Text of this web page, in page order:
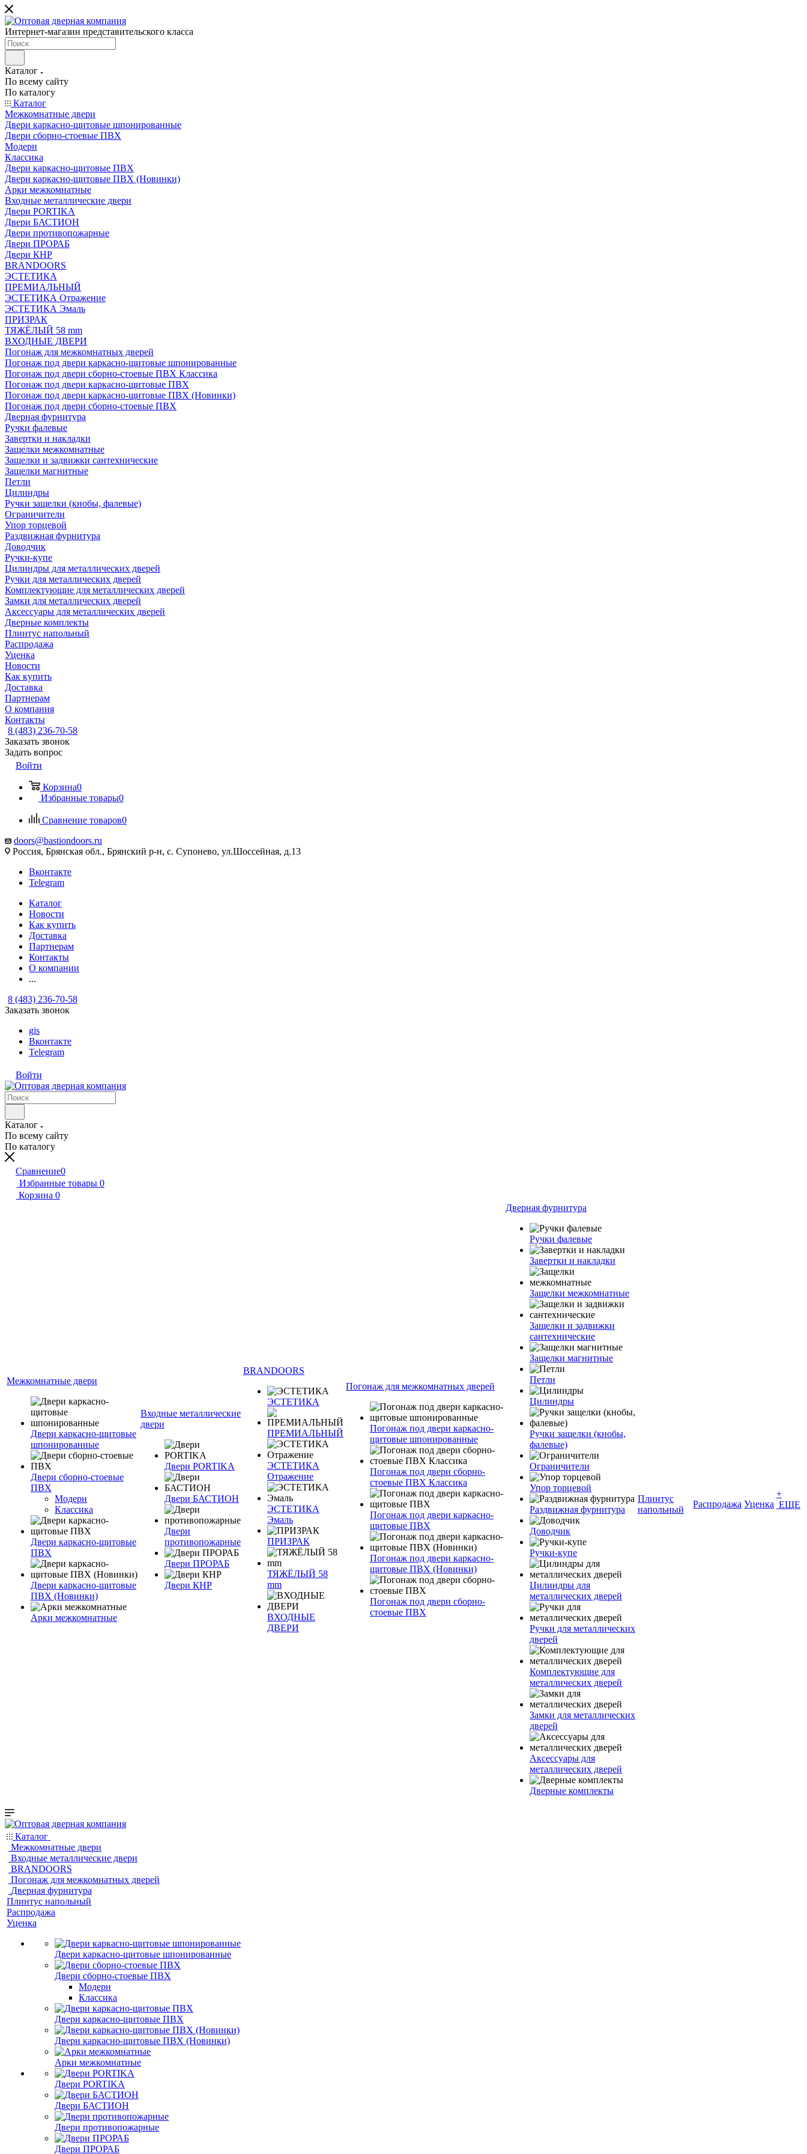
Интернет-магазин представительского класса
Каталог
По всему сайту
По каталогу
Каталог
Межкомнатные двери
Двери каркасно-щитовые шпонированные
Двери сборно-стоевые ПВХ
Модерн
Классика
Двери каркасно-щитовые ПВХ
Двери каркасно-щитовые ПВХ (Новинки)
Арки межкомнатные
Входные металлические двери
Двери PORTIKA
Двери БАСТИОН
Двери противопожарные
Двери ПРОРАБ
Двери КНР
BRANDOORS
ЭСТЕТИКА
ПРЕМИАЛЬНЫЙ
ЭСТЕТИКА Отражение
ЭСТЕТИКА Эмаль
ПРИЗРАК
ТЯЖЁЛЫЙ 58 mm
ВХОДНЫЕ ДВЕРИ
Погонаж для межкомнатных дверей
Погонаж под двери каркасно-щитовые шпонированные
Погонаж под двери сборно-стоевые ПВХ Классика
Погонаж под двери каркасно-щитовые ПВХ
Погонаж под двери каркасно-щитовые ПВХ (Новинки)
Погонаж под двери сборно-стоевые ПВХ
Дверная фурнитура
Ручки фалевые
Завертки и накладки
Защелки межкомнатные
Защелки и задвижки сантехнические
Защелки магнитные
Петли
Цилиндры
Ручки защелки (кнобы, фалевые)
Ограничители
Упор торцевой
Раздвижная фурнитура
Доводчик
Ручки-купе
Цилиндры для металлических дверей
Ручки для металлических дверей
Комплектующие для металлических дверей
Замки для металлических дверей
Аксессуары для металлических дверей
Дверные комплекты
Плинтус напольный
Распродажа
Уценка
Новости
Как купить
Доставка
Партнерам
О компания
Контакты
8 (483) 236-70-58
Заказать звонок
Задать вопрос
Войти
Корзина0
Избранные товары0
Сравнение товаров0
doors@bastiondoors.ru
Россия, Брянская обл., Брянский р-н, с. Супонево, ул.Шоссейная, д.13
Вконтакте
Telegram
Каталог
Новости
Как купить
Доставка
Партнерам
Контакты
О компании
...
8 (483) 236-70-58
Заказать звонок
gis
Вконтакте
Telegram
Войти
Каталог
По всему сайту
По каталогу
Сравнение0
Избранные товары 0
Корзина 0
Межкомнатные двери
Двери каркасно-щитовые
шпонированные
Двери сборно-стоевые
ПВХ
Модерн
Классика
Двери каркасно-щитовые
ПВХ
Двери каркасно-щитовые
ПВХ (Новинки)
Арки межкомнатные
Входные металлические
двери
Двери PORTIKA
Двери БАСТИОН
Двери
противопожарные
Двери ПРОРАБ
Двери КНР
BRANDOORS
ЭСТЕТИКА
ПРЕМИАЛЬНЫЙ
ЭСТЕТИКА
Отражение
ЭСТЕТИКА
Эмаль
ПРИЗРАК
ТЯЖЁЛЫЙ 58
mm
ВХОДНЫЕ
ДВЕРИ
Погонаж для межкомнатных дверей
Погонаж под двери каркасно-
щитовые шпонированные
Погонаж под двери сборно-
стоевые ПВХ Классика
Погонаж под двери каркасно-
щитовые ПВХ
Погонаж под двери каркасно-
щитовые ПВХ (Новинки)
Погонаж под двери сборно-
стоевые ПВХ
Дверная фурнитура
Ручки фалевые
Завертки и накладки
Защелки межкомнатные
Защелки и задвижки
сантехнические
Защелки магнитные
Петли
Цилиндры
Ручки защелки (кнобы,
фалевые)
Ограничители
Упор торцевой
Раздвижная фурнитура
Доводчик
Ручки-купе
Цилиндры для
металлических дверей
Ручки для металлических
дверей
Комплектующие для
металлических дверей
Замки для металлических
дверей
Аксессуары для
металлических дверей
Дверные комплекты
Плинтус
напольный
Распродажа Уценка
+
ЕЩЕ
Каталог
Межкомнатные двери
Входные металлические двери
BRANDOORS
Погонаж для межкомнатных дверей
Дверная фурнитура
Плинтус напольный
Распродажа
Уценка
Двери каркасно-щитовые шпонированные
Двери сборно-стоевые ПВХ
Модерн
Классика
Двери каркасно-щитовые ПВХ
Двери каркасно-щитовые ПВХ (Новинки)
Арки межкомнатные
Двери PORTIKA
Двери БАСТИОН
Двери противопожарные
Двери ПРОРАБ